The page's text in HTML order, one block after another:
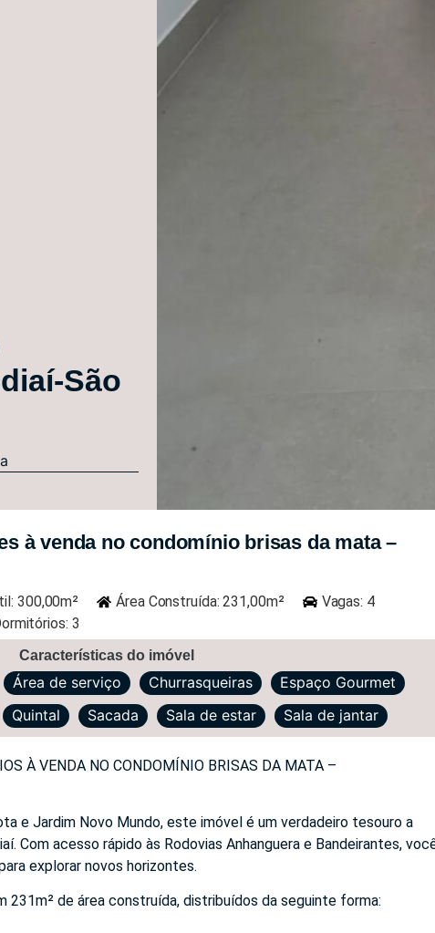
São
à venda no condomínio brisas da mata –
300,00m² Área Construída: 231,00m²
Vagas: 4
3
Características do imóvel
Área de serviço Churrasqueiras
Espaço Gourmet
Quintal Sacada Sala de estar Sala de jantar
À VENDA NO CONDOMÍNIO BRISAS DA MATA –
e Jardim Novo Mundo, este imóvel é um verdadeiro tesouro a
Com acesso rápido às Rodovias Anhanguera e Bandeirantes,
explorar novos horizontes.
231m² de área construída, distribuídos da seguinte forma: